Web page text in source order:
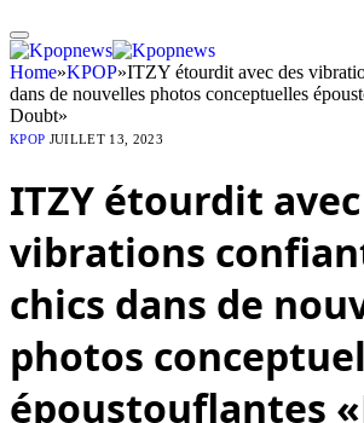
Home»KPOP»ITZY étourdit avec des
dans de nouvelles photos conceptuelles
Doubt»
KPOP JUILLET 13, 2023
ITZY étourdit
vibrations
chics dans de
photos
époustouflantes